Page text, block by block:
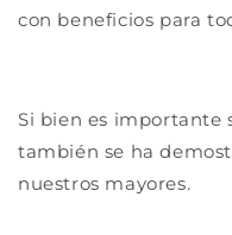
con beneficios para
Si bien es importante
también se ha
nuestros mayores.